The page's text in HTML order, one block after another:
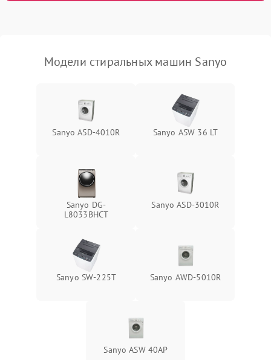
Модели стиральных машин Sanyo
Sanyo ASD-4010R Sanyo ASW 36 LT
Sanyo DG-
L8033BHCT
Sanyo ASD-3010R
Sanyo SW-225T Sanyo AWD-5010R
Sanyo ASW 40AP